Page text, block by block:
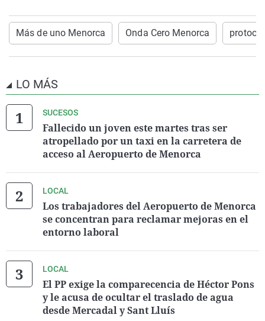
Más de uno Menorca Onda Cero Menorca
LO MÁS
SUCESOS
Fallecido un joven este martes tras ser
atropellado por un taxi en la carretera de
acceso al Aeropuerto de Menorca
LOCAL
Los trabajadores del Aeropuerto de Menorca
se concentran para reclamar mejoras en el
entorno laboral
LOCAL
El PP exige la comparecencia de Héctor Pons
y le acusa de ocultar el traslado de agua
desde Mercadal y Sant Lluís